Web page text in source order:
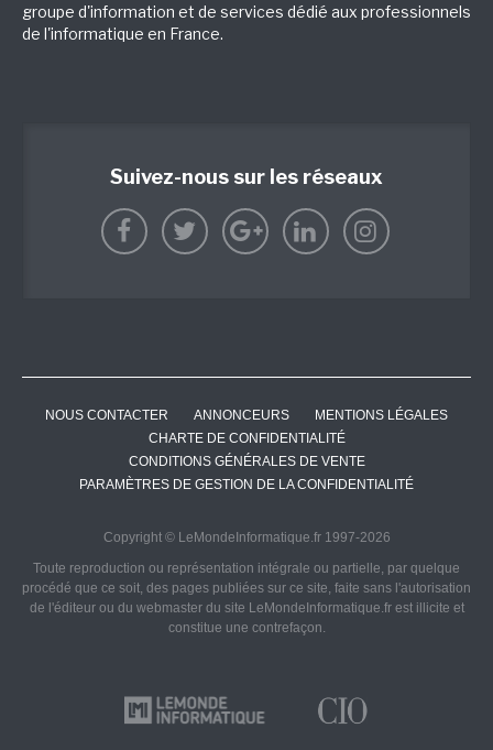
groupe d'information et de services dédié aux professionnels
de l'informatique en France.
Suivez-nous sur les réseaux
NOUS CONTACTER ANNONCEURS
MENTIONS LÉGALES
CHARTE DE CONFIDENTIALITÉ
CONDITIONS GÉNÉRALES DE VENTE
PARAMÈTRES DE GESTION DE LA CONFIDENTIALITÉ
Copyright © LeMondeInformatique.fr 1997-2026
Toute reproduction ou représentation intégrale ou partielle, par quelque
procédé que ce soit, des pages publiées sur ce site, faite sans l'autorisation
de l'éditeur ou du webmaster du site LeMondeInformatique.fr est illicite et
constitue une contrefaçon.